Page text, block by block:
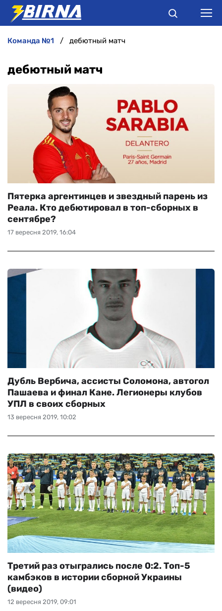
ІНТЕРВ'Ю
БУКМЕКЕРИ
команда №1 дебютный матч
дебютный матч
17 вересня 2019, 16:04
Пятерка аргентинцев и звездный парень из
Реала. Кто дебютировал в топ-сборных в
сентябре?
13 вересня 2019, 10:02
Дубль Вербича, ассисты Соломона, автогол
Пашаева и финал Кане. Легионеры клубов
УПЛ в своих сборных
12 вересня 2019, 09:01
Третий раз отыгрались после 0:2. Топ-5
камбэков в истории сборной Украины
(видео)